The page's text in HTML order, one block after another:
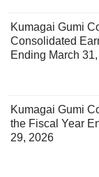
Kumagai Gumi
Consolidated
Ending March
Kumagai Gumi
the Fiscal Year
29, 2026